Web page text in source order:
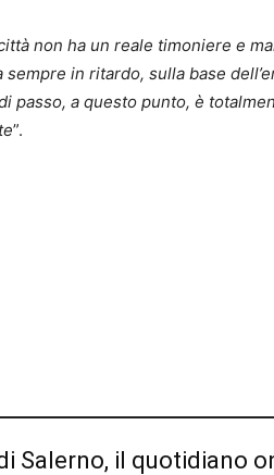
non ha un reale timoniere e
in ritardo, sulla base
passo, a questo punto, è
”.
Salerno, il quotidiano